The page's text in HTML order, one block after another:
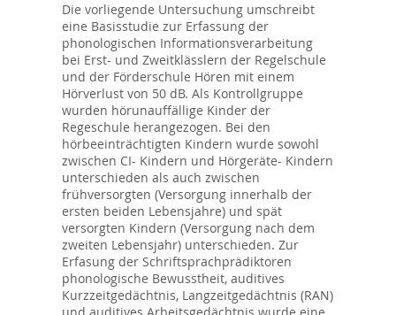
Die vorliegende Untersuchung umschreibt
eine Basisstudie zur Erfassung der
phonologischen Informationsverarbeitung
bei Erst- und Zweitklässlern der Regelschule
und der Förderschule Hören mit einem
Hörverlust von 50 dB. Als Kontrollgruppe
wurden hörunauffällige Kinder der
Regeschule herangezogen. Bei den
hörbeeinträchtigten Kindern wurde sowohl
zwischen CI- Kindern und Hörgeräte- Kindern
unterschieden als auch zwischen
frühversorgten (Versorgung innerhalb der
ersten beiden Lebensjahre) und spät
versorgten Kindern (Versorgung nach dem
zweiten Lebensjahr) unterschieden. Zur
Erfasung der Schriftsprachprädiktoren
phonologische Bewusstheit, auditives
Kurzzeitgedächtnis, Langzeitgedächtnis (RAN)